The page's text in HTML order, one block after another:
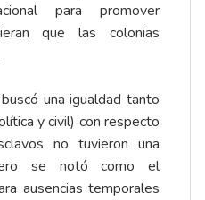
para promover
que las colonias
una igualdad tanto
y civil) con respecto
no tuvieron una
se notó como el
ausencias temporales